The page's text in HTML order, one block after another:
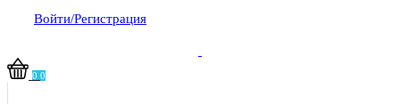
Войти/Регистрация
0 0